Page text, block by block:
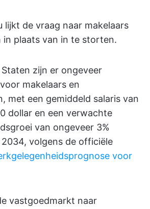
lijkt de vraag naar makelaars
in plaats van in te storten.
zijn er ongeveer
makelaars en
met een gemiddeld salaris van
dollar en een verwachte
van ongeveer 3%
volgens de officiële
voor
vastgoedmarkt naar